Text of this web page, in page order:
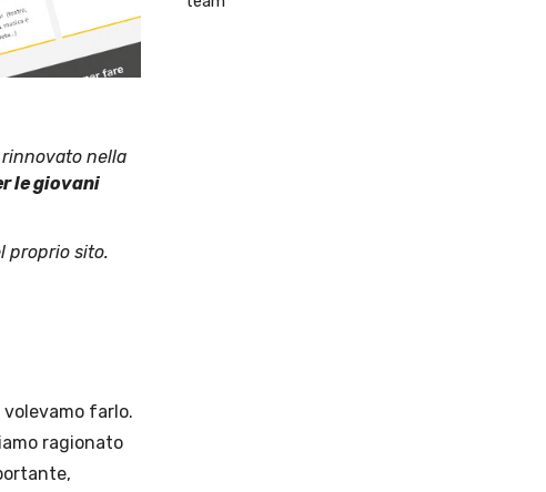
nella
le giovani
proprio sito.
farlo.
ragionato